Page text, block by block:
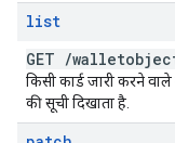
list
GET /
किसी कार्ड जारी करने
की सूची दिखाता है.